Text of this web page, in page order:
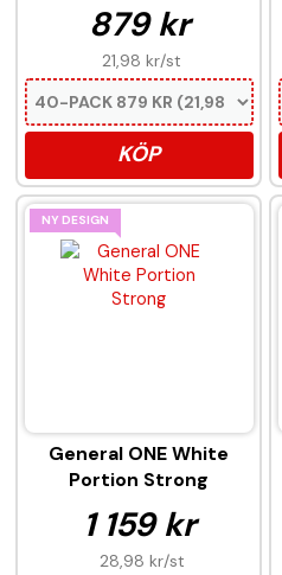
879 kr
21,98 kr/st
KÖP
NY DESIGN
General ONE White
Portion Strong
1 159 kr
28,98 kr/st